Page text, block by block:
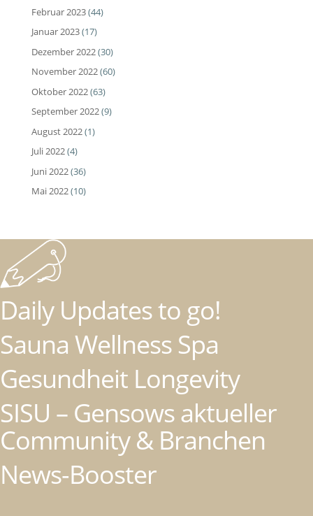
Februar 2023(44)
Januar 2023(17)
Dezember 2022(30)
November 2022(60)
Oktober 2022(63)
September 2022(9)
August 2022(1)
Juli 2022(4)
Juni 2022(36)
Mai 2022(10)
Daily Updates to go!
Sauna Wellness Spa
Gesundheit Longevity
SISU – Gensows aktueller
Community & Branchen
News-Booster